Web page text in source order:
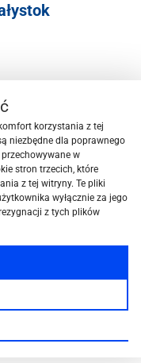
korzystania z tej
niezbędne dla poprawnego
w
stron trzecich, które
z tej witryny. Te pliki
wyłącznie za jego
z tych plików